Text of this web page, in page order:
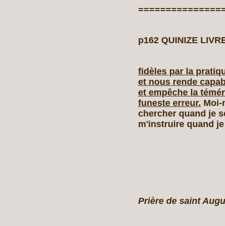
p162 QUINIZE
fidèles par la
et nous rende
et empêche la
funeste erreur. Moi-
chercher quand je
m'instruire quand
Prière de saint